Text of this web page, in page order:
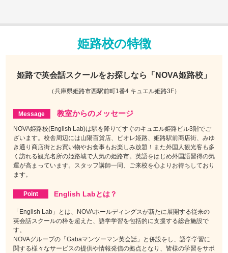
姫路校の特徴
姫路で英会話スクールをお探しなら 「NOVA姫路校」
（兵庫県姫路市西駅前町1番4 キュエル姫路3F）
教室からのメッセージ
NOVA姫路校(English Lab)は駅を降りてすぐのキュエル姫路ビル3階でご
ざいます。校舎周辺には山陽百貨店、ピオレ姫路、姫路駅前商店街、みゆ
き通り商店街とお買い物やお食事もお楽しみ放題！また外国人観光客も多
く訪れる観光名所の姫路城で人気の姫路市。英語をはじめ外国語習得の気
運が高まっています。スタッフ講師一同、ご来校を心よりお待ちしており
ます。
English Labとは？
「English Lab」とは、NOVAホールディングスが新たに展開する従来の
英会話スクールの枠を超えた、語学学習を包括的に支援する総合施設で
す。
NOVAグループの「Gabaマンツーマン英会話」と併設をし、語学学習に
関する様々なサービスの提供や情報発信の拠点となり、皆様の学習をサポ